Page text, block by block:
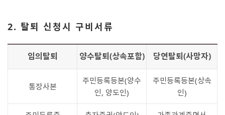
2. 탈퇴 신청시 구비서류
임의탈퇴 양수탈퇴(상속포함) 당연탈퇴(사망자)
통장사본
주민등록등본(양수
인, 양도인)
주민등록등본(상속
인)